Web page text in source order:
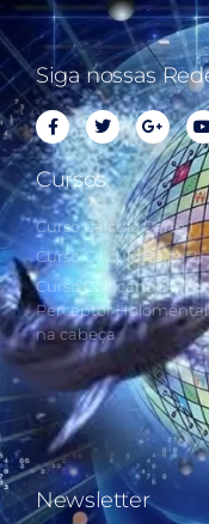
Siga nossas
Cursos
Curso Cálculo Parte 1
Curso Cálculo Parte 2
Curso Colocando o
Perceptor Holomental
na cabeça
Newsletter